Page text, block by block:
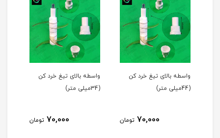
واسطه بالای تیغ خرد کن
(44میلی متر)
70,000 تومان
واسطه بالای تیغ خرد کن
(34میلی متر)
70,000 تومان